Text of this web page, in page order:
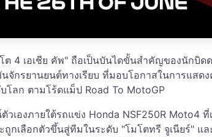
ต 4 เอเชีย คัพ" ถือเป็นบันไดขั้นสำคัญของนักบิดด
นจักรยานยนต์ทางเรียบ ที่มอบโอกาสในการแสด
โลก ตามโร้ดแม็ป Road To MotoGP
เองภายใต้รถแข่ง Honda NSF250R Moto4 ที่
ถูกเลือกตัวขึ้นสู่ทีมในระดับ "โมโตทรี จูเนียร์" แ